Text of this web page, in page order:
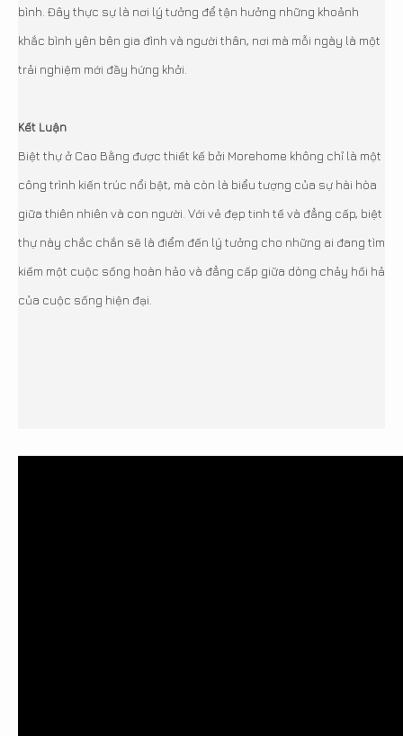
bình. Đây thực sự là nơi lý tưởng để tận hưởng những khoảnh
khắc bình yên bên gia đình và người thân, nơi mà mỗi ngày là một
trải nghiệm mới đầy hứng khởi.
Kết Luận
Biệt thự ở Cao Bằng được thiết kế bởi Morehome không chỉ là một
công trình kiến trúc nổi bật, mà còn là biểu tượng của sự hài hòa
giữa thiên nhiên và con người. Với vẻ đẹp tinh tế và đẳng cấp, biệt
thự này chắc chắn sẽ là điểm đến lý tưởng cho những ai đang tìm
kiếm một cuộc sống hoàn hảo và đẳng cấp giữa dòng chảy hối hả
của cuộc sống hiện đại.